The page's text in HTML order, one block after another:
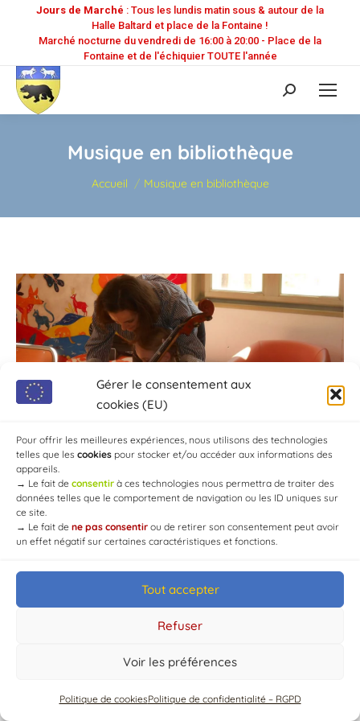
Gérer le consentement aux
cookies (EU)
Pour offrir les meilleures expériences, nous utilisons des technologies
telles que les cookies pour stocker et/ou accéder aux informations des
appareils.
→ Le fait de consentir à ces technologies nous permettra de traiter des
données telles que le comportement de navigation ou les ID uniques sur
ce site.
→ Le fait de ne pas consentir ou de retirer son consentement peut avoir
un effet négatif sur certaines caractéristiques et fonctions.
Tout accepter
Refuser
Voir les préférences
Politique de cookiesPolitique de confidentialité – RGPD
Jours de Marché : Tous les lundis matin sous & autour de la
Halle Baltard et place de la Fontaine !
Marché nocturne du vendredi de 16:00 à 20:00 - Place de la
Fontaine et de l'échiquier TOUTE l'année
Recherche
:
Musique en bibliothèque
Vous êtes ici :
Accueil Musique en bibliothèque
© Mairie de Chaource [2004-2024] | Tous droits réservés.